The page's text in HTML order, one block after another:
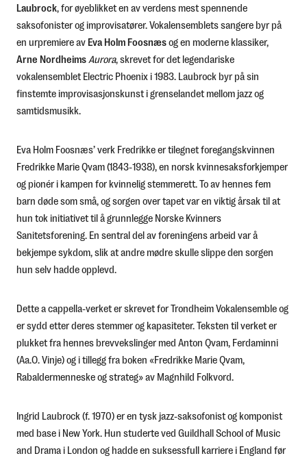
Laubrock, for øyeblikket en av verdens mest spennende
saksofonister og improvisatører. Vokalensemblets sangere byr på
en urpremiere avEva Holm Foosnæsog en moderne klassiker,
Arne Nordheims Aurora, skrevet for det legendariske
vokalensemblet Electric Phoenix i 1983. Laubrock byr på sin
finstemte improvisasjonskunst i grenselandet mellom jazz og
samtidsmusikk.
Eva Holm Foosnæs’verk Fredrikkeer tilegnet foregangskvinnen
Fredrikke Marie Qvam(1843-1938),en norsk kvinnesaksforkjemper
og pionér i kampen for kvinnelig stemmerett. To av hennes fem
barn døde som små, og sorgen over tapet var en viktig årsak til at
hun tok initiativet til å grunnlegge Norske Kvinners
Sanitetsforening. En sentral del av foreningens arbeid var å
bekjempe sykdom, slik at andre mødre skulle slippe den sorgen
hun selv hadde opplevd.
Dette a cappella-verket er skrevet for Trondheim Vokalensemble og
er sydd etter deres stemmer og kapasiteter. Teksten til verket er
plukket fra hennes brevvekslinger med Anton Qvam, Ferdaminni
(Aa.O. Vinje) og i tillegg fra boken «Fredrikke Marie Qvam,
Rabaldermenneske og strateg» av Magnhild Folkvord.
Ingrid Laubrock(f. 1970) er en tysk jazz-saksofonist og komponist
med base i New York. Hun studerte ved Guildhall School of Music
and Drama i London og hadde en suksessfull karriere i England før